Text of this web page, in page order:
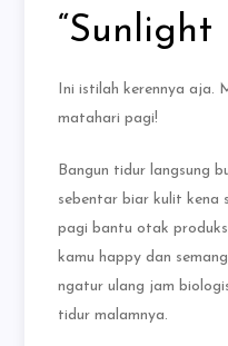
“Sunlight
Ini istilah kerennya aja.
matahari pagi!
Bangun tidur langsung
sebentar biar kulit kena
pagi bantu otak
kamu happy dan
ngatur ulang jam
tidur malamnya.